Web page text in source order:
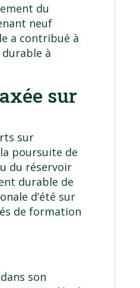
du
neuf
a contribué à
à
sur
sur
poursuite de
du réservoir
durable de
d’été sur
de formation
son